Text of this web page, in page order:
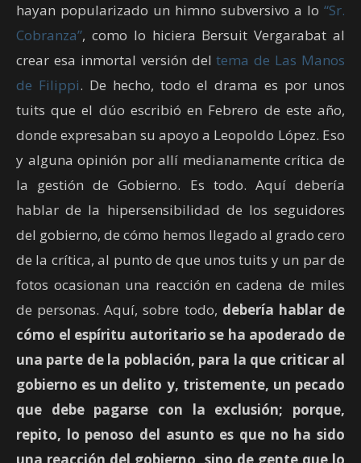
hayan popularizado un himno subversivo a lo “Sr.
Cobranza”, como lo hiciera Bersuit Vergarabat al
crear esa inmortal versión deltema de Las Manos
de Filippi. De hecho, todo el drama es por unos
tuits que el dúo escribió en Febrero de este año,
donde expresaban su apoyo a Leopoldo López. Eso
y alguna opinión por allí medianamente crítica de
la gestión de Gobierno. Es todo. Aquí debería
hablar de la hipersensibilidad de los seguidores
del gobierno, de cómo hemos llegado al grado cero
de la crítica, al punto de que unos tuits y un par de
fotos ocasionan una reacción en cadena de miles
de personas. Aquí, sobre todo, debería hablar de
cómo el espíritu autoritario se ha apoderado de
una parte de la población, para la que criticar al
gobierno es un delito y, tristemente, un pecado
que debe pagarse con la exclusión; porque,
repito, lo penoso del asunto es que no ha sido
una reacción del gobierno, sino de gente que lo